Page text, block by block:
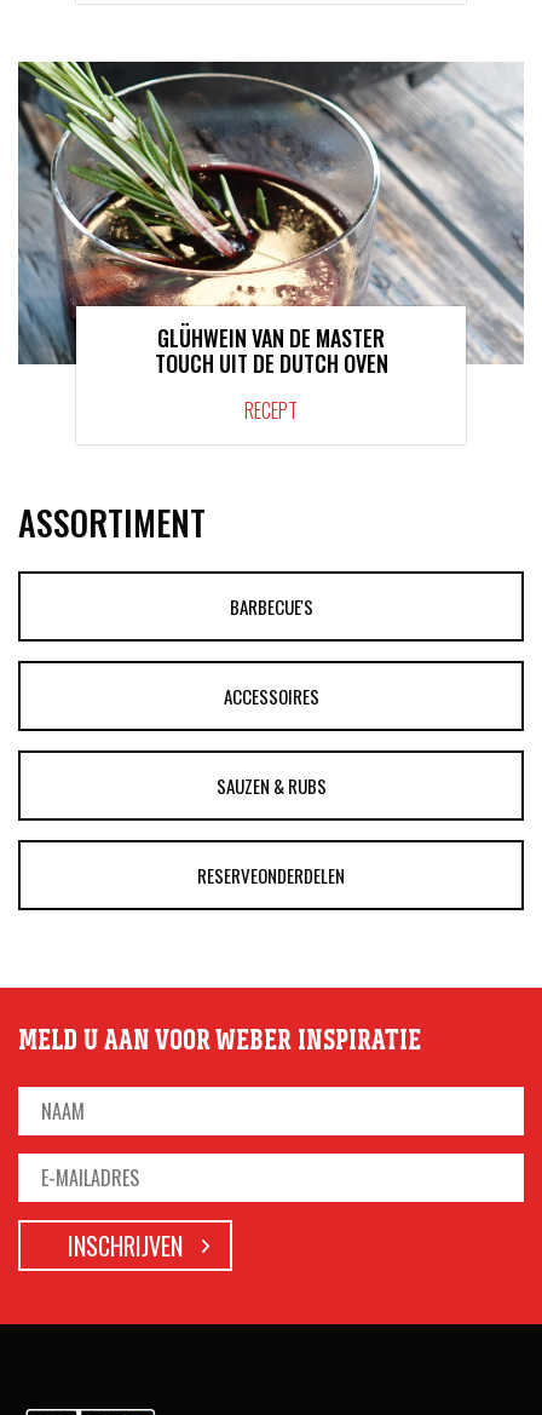
GLÜHWEIN VAN DE MASTER
TOUCH UIT DE DUTCH OVEN
RECEPT
ASSORTIMENT
BARBECUE'S
ACCESSOIRES
SAUZEN & RUBS
RESERVEONDERDELEN
MELD U AAN VOOR WEBER INSPIRATIE